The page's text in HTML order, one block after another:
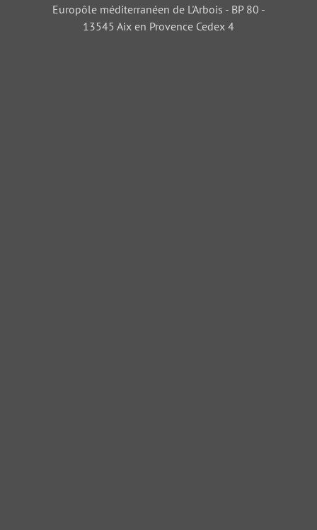
Europôle méditerranéen de L'Arbois - BP 80 -
13545 Aix en Provence Cedex 4